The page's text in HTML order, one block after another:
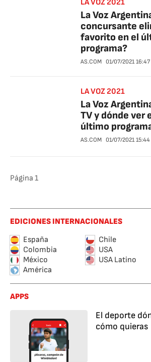
LA VOZ 2021
La Voz
concursante
favorito en el
programa?
AS.COM 01/07/2021 16:47
LA VOZ 2021
La Voz
TV y dónde ver
último
AS.COM 01/07/2021 15:44
Página 1
EDICIONES INTERNACIONALES
España
Chile
Colombia
USA
México
USA Latino
América
APPS
El deporte
cómo quieras